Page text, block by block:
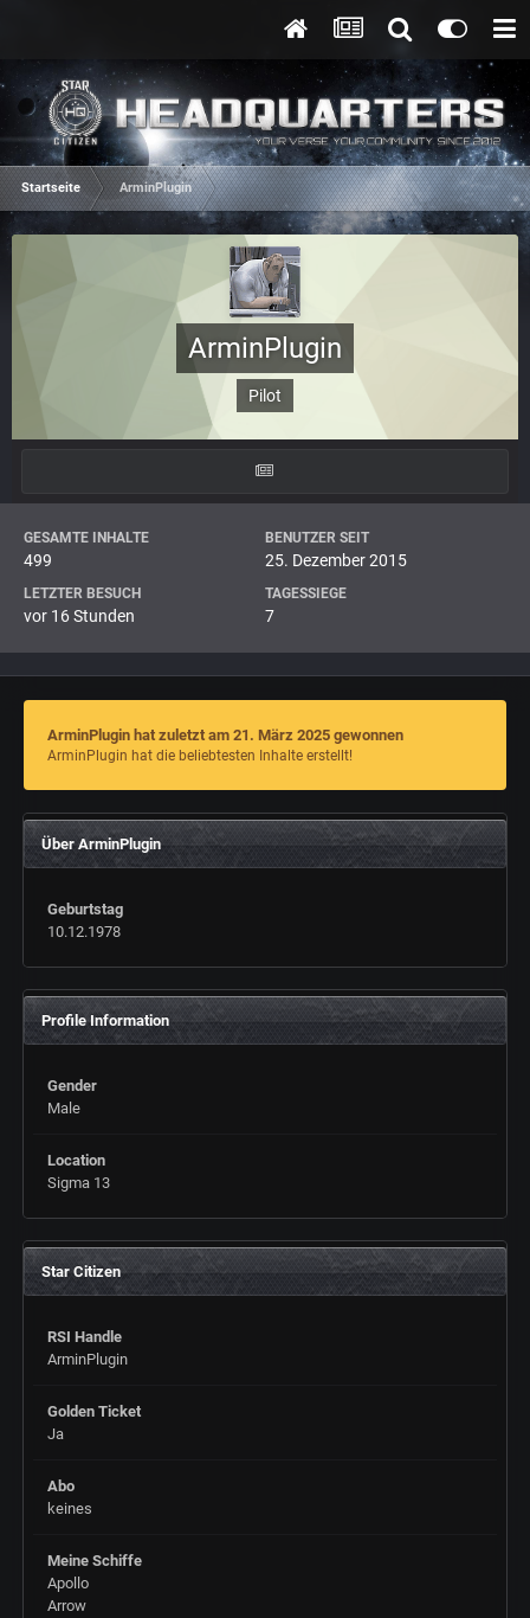
Startseite ArminPlugin
ArminPlugin
Pilot
GESAMTE INHALTE
499
BENUTZER SEIT
25. Dezember 2015
LETZTER BESUCH
vor 16 Stunden
TAGESSIEGE
7
ArminPlugin hat zuletzt am 21. März 2025 gewonnen
ArminPlugin hat die beliebtesten Inhalte erstellt!
Über ArminPlugin
Geburtstag
10.12.1978
Profile Information
Gender
Male
Location
Sigma 13
Star Citizen
RSI Handle
ArminPlugin
Golden Ticket
Ja
Abo
keines
Meine Schiffe
Apollo
Arrow